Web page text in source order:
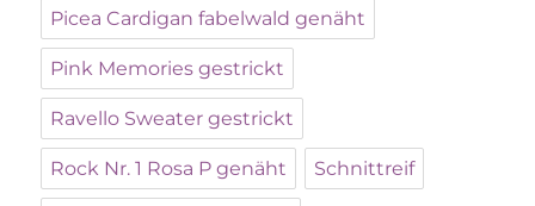
Picea Cardigan fabelwald genäht
Pink Memories gestrickt
Ravello Sweater gestrickt
Rock Nr. 1 Rosa P genäht Schnittreif